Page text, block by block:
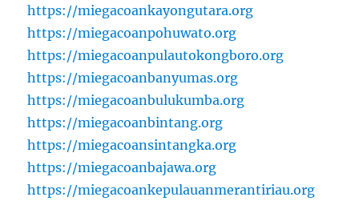
https://miegacoankayongutara.org
https://miegacoanpohuwato.org
https://miegacoanpulautokongboro.org
https://miegacoanbanyumas.org
https://miegacoanbulukumba.org
https://miegacoanbintang.org
https://miegacoansintangka.org
https://miegacoanbajawa.org
https://miegacoankepulauanmerantiriau.org